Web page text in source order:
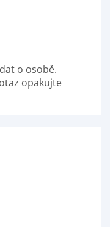
o osobě.
opakujte